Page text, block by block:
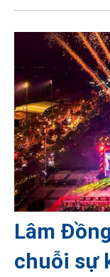
Lâm
chuỗi sự